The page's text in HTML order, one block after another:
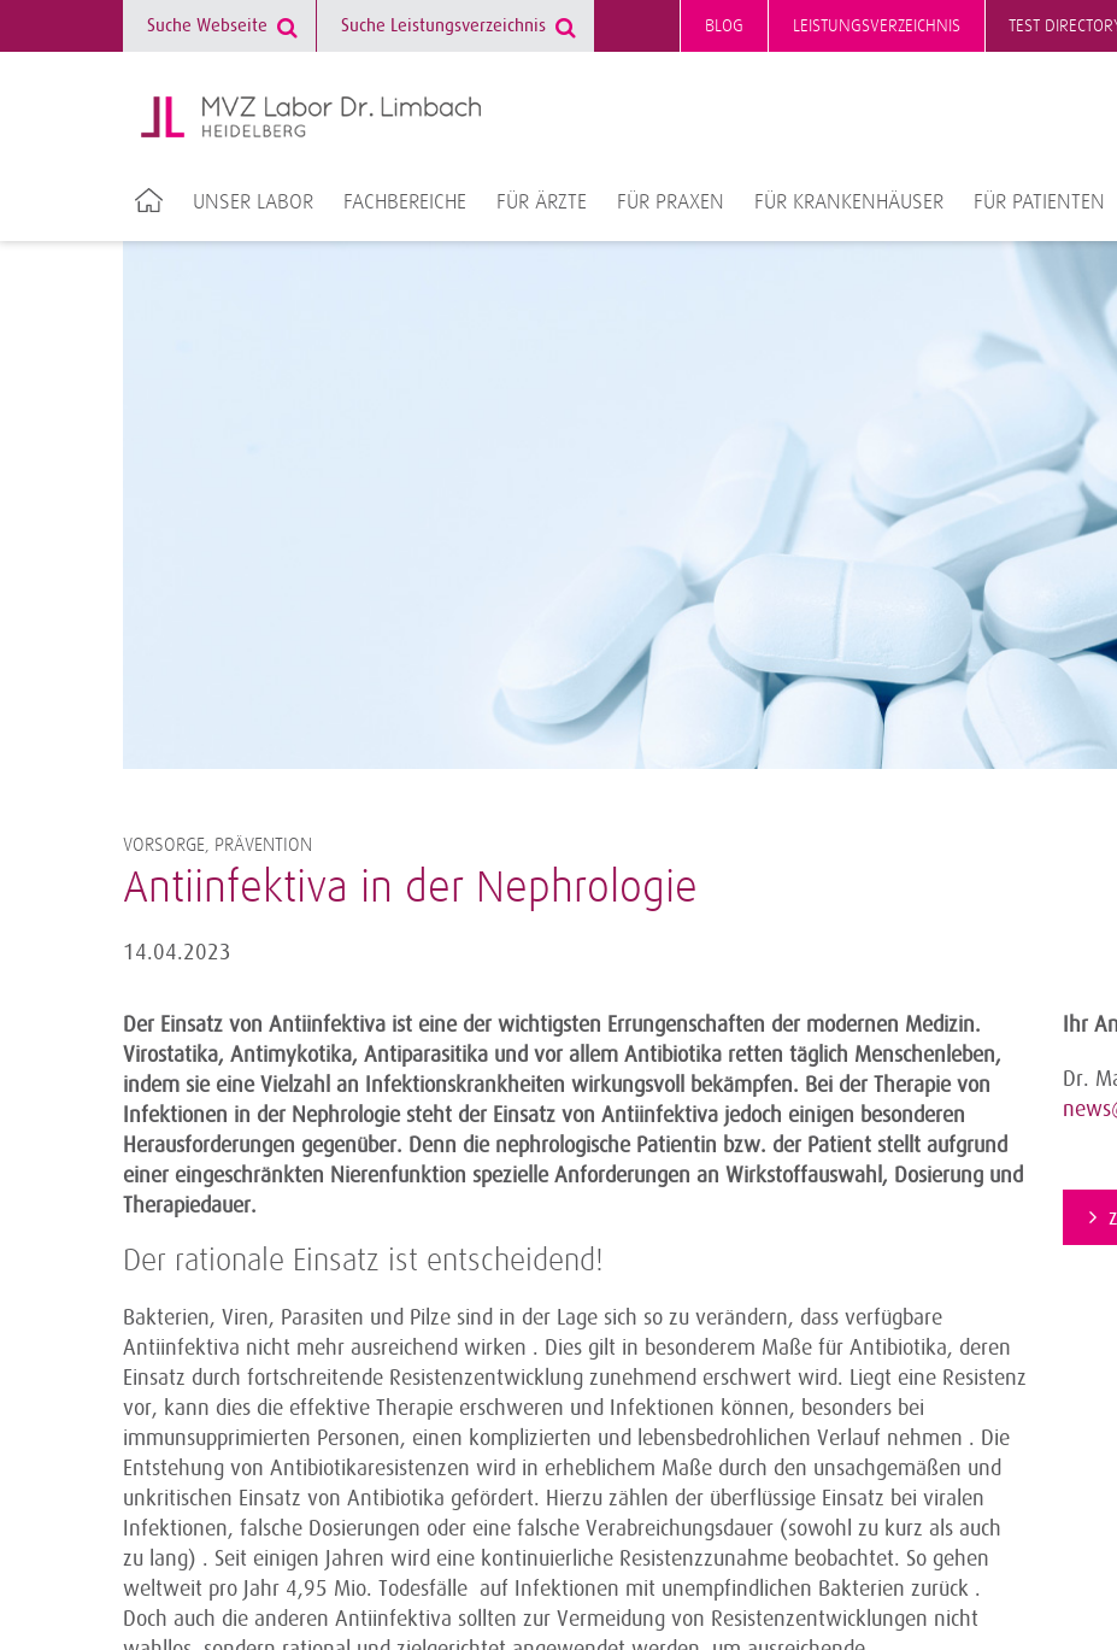
BLOG LEISTUNGSVERZEICHNIS TEST
UNSER LABOR FACHBEREICHE FÜR ÄRZTE FÜR PRAXEN FÜR KRANKENHÄUSER FÜR PATIENTEN
VORSORGE, PRÄVENTION
Antiinfektiva in der Nephrologie
14.04.2023
Der Einsatz von Antiinfektiva ist eine der wichtigsten Errungenschaften der modernen Medizin.
Virostatika, Antimykotika, Antiparasitika und vor allem Antibiotika retten täglich Menschenleben,
indem sie eine Vielzahl an Infektionskrankheiten wirkungsvoll bekämpfen. Bei der Therapie von
Infektionen in der Nephrologie steht der Einsatz von Antiinfektiva jedoch einigen besonderen
Herausforderungen gegenüber. Denn die nephrologische Patientin bzw. der Patient stellt aufgrund
einer eingeschränkten Nierenfunktion spezielle Anforderungen an Wirkstoffauswahl, Dosierung und
Therapiedauer.
Der rationale Einsatz ist entscheidend!
Bakterien, Viren, Parasiten und Pilze sind in der Lage sich so zu verändern, dass verfügbare
Antiinfektiva nicht mehr ausreichend wirken . Dies gilt in besonderem Maße für Antibiotika, deren
Einsatz durch fortschreitende Resistenzentwicklung zunehmend erschwert wird. Liegt eine Resistenz
vor, kann dies die effektive Therapie erschweren und Infektionen können, besonders bei
immunsupprimierten Personen, einen komplizierten und lebensbedrohlichen Verlauf nehmen . Die
Entstehung von Antibiotikaresistenzen wird in erheblichem Maße durch den unsachgemäßen und
unkritischen Einsatz von Antibiotika gefördert. Hierzu zählen der überflüssige Einsatz bei viralen
Infektionen, falsche Dosierungen oder eine falsche Verabreichungsdauer (sowohl zu kurz als auch
zu lang) . Seit einigen Jahren wird eine kontinuierliche Resistenzzunahme beobachtet. So gehen
weltweit pro Jahr 4,95 Mio. Todesfälle auf Infektionen mit unempfindlichen Bakterien zurück .
Doch auch die anderen Antiinfektiva sollten zur Vermeidung von Resistenzentwicklungen nicht
Ihr
Dr.